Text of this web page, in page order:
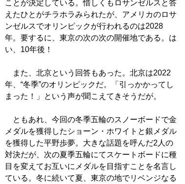
ことが決定している。惜しくもロサンゼルスと答
えたひとがチラホラみられたが、アメリカのロサ
ンゼルスでオリンピックが行われるのは2028
年。要するに、東京の次の次の開催地である。は
い、10年後！
また、北京という回答もあった。北京は2022
年、“冬季”のオリンピックだ。「引っかかってし
まった！」という声が聞こえてきそうだが。
ともあれ、今回の冬季五輪のスノーボードで金
メダルを獲得したショーン・ホワイトと銀メダル
を獲得した平野歩夢。大きな話題を呼んだ2人の
対決だが、次の夏季五輪にてスケートボードに種
目を変えてお互いにメダルを目指すことを名言し
ている。冬に続いて夏、東京の地でリベンジなる